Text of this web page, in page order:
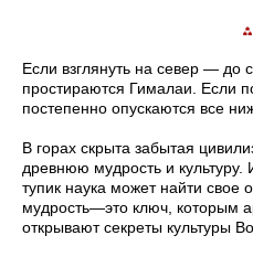
Если взглянуть на север — до
простираются Гималаи. Если
постепенно опускаются все
В горах скрыта забытая
древнюю мудрость и
тупик наука может найти свое
мудрость—это ключ, которым
открывают секреты культуры